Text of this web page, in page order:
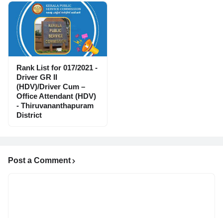
Rank List for 017/2021 -
Driver GR II
(HDV)/Driver Cum –
Office Attendant (HDV)
- Thiruvananthapuram
District
Post a Comment